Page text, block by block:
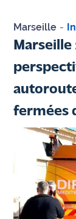
Martigues
de Berre
Marseille
- Aix
Agenda
Faits
divers
Marseille -
Marseille
fermées